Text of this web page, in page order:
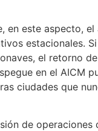
en este aspecto,
estacionales.
el retorno
en el AICM
ciudades que
de operaciones